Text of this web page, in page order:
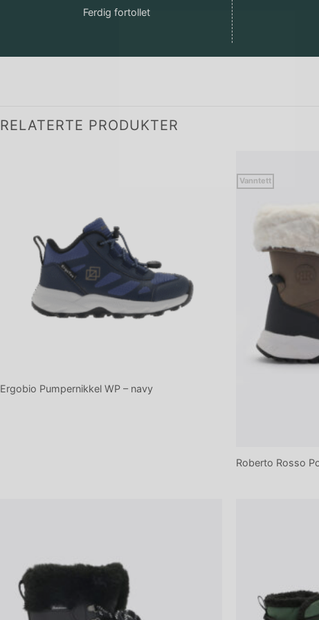
Ferdig fortollet
RELATERTE PRODUKTER
Ergobio Pumpernikkel WP – navy
Vanntett
Roberto Rosso